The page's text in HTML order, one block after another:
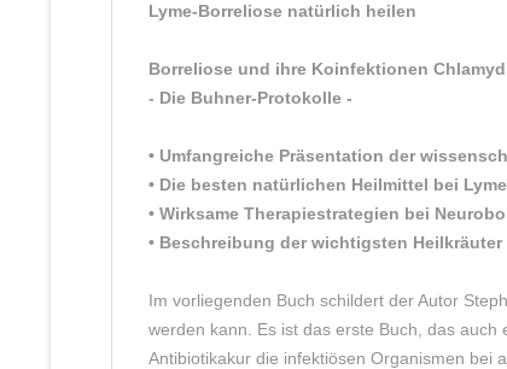
Lyme-Borreliose natürlich heilen
Borreliose und ihre Koinfektionen
- Die Buhner-Protokolle -
• Umfangreiche Präsentation der
• Die besten natürlichen Heilmittel bei
• Wirksame Therapiestrategien bei
• Beschreibung der wichtigsten
Im vorliegenden Buch schildert der Autor
werden kann. Es ist das erste Buch, das
Antibiotikakur die infektiösen Organismen bei